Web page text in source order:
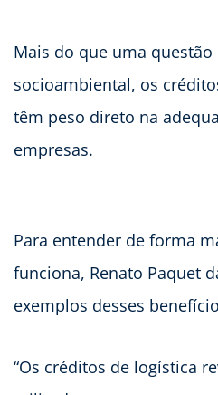
Mais do que uma
socioambiental, os
têm peso direto na
empresas.
Para entender de forma
funciona, Renato Paquet
exemplos desses
“Os créditos de logística